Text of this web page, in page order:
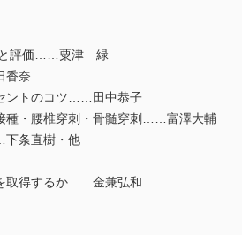
と評価……粟津 緑
香奈
ントのコツ……田中恭子
種・腰椎穿刺・骨髄穿刺……富澤大輔
条直樹・他
取得するか……金兼弘和